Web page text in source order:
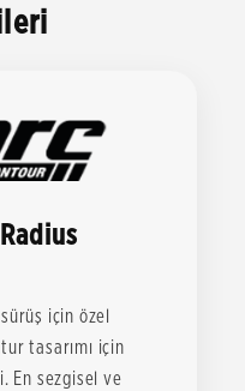
için özel
tasarımı için
En sezgisel ve